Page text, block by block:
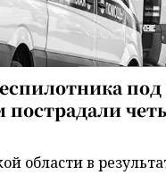
пострадали
области в